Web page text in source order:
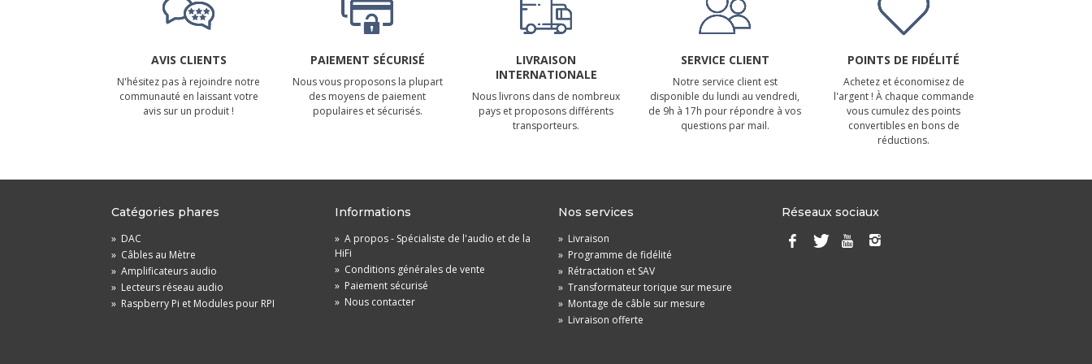
AVIS CLIENTS
N'hésitez pas à rejoindre notre
communauté en laissant votre
avis sur un produit !
PAIEMENT SÉCURISÉ
Nous vous proposons la plupart
des moyens de paiement
populaires et sécurisés.
LIVRAISON
INTERNATIONALE
Nous livrons dans de nombreux
pays et proposons différents
transporteurs.
SERVICE CLIENT
Notre service client est
disponible du lundi au vendredi,
de 9h à 17h pour répondre à vos
questions par mail.
POINTS DE FIDÉLITÉ
Achetez et économisez de
l'argent ! À chaque commande
vous cumulez des points
convertibles en bons de
réductions.
Catégories phares
» DAC
» Câbles au Mètre
» Amplificateurs audio
» Lecteurs réseau audio
» Raspberry Pi et Modules pour RPI
Informations
» A propos - Spécialiste de l'audio et de la
HiFi
» Conditions générales de vente
» Paiement sécurisé
» Nous contacter
Nos services
» Livraison
» Programme de fidélité
» Rétractation et SAV
» Transformateur torique sur mesure
» Montage de câble sur mesure
» Livraison offerte
Réseaux sociaux